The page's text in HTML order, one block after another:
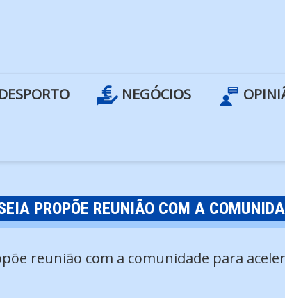
DESPORTO NEGÓCIOS
PROPÕE REUNIÃO COM A